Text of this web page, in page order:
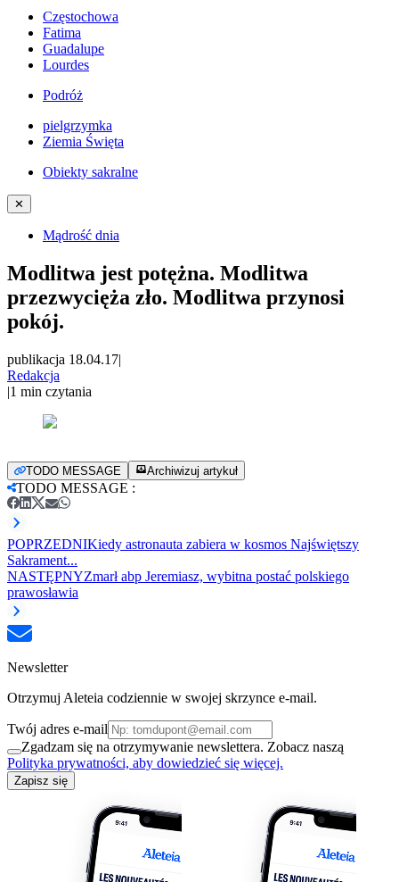
Częstochowa
Fatima
Guadalupe
Lourdes
Podróż
pielgrzymka
Ziemia Święta
Obiekty sakralne
✕
Mądrość dnia
Modlitwa jest potężna. Modlitwa
przezwycięża zło. Modlitwa przynosi
pokój.
publikacja 18.04.17|
Redakcja
|1 min czytania
TODO MESSAGE Archiwizuj artykuł
TODO MESSAGE :
POPRZEDNIKiedy astronauta zabiera w kosmos Najświętszy
Sakrament...
NASTĘPNYZmarł abp Jeremiasz, wybitna postać polskiego
prawosławia
Newsletter
Otrzymuj Aleteia codziennie w swojej skrzynce e-mail.
Twój adres e-mail
Zgadzam się na otrzymywanie newslettera. Zobacz naszą
Polityka prywatności, aby dowiedzieć się więcej.
Zapisz się